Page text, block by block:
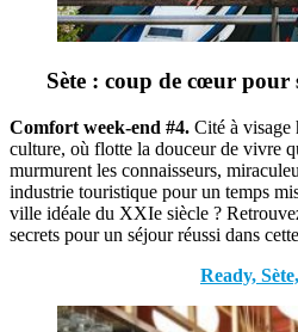
Sète : coup de cœur
Comfort week-end #4. Cité à visage
culture, où flotte la douceur de vivre
murmurent les connaisseurs,
industrie touristique pour un temps
ville idéale du XXIe siècle ?
secrets pour un séjour réussi dans
Ready,